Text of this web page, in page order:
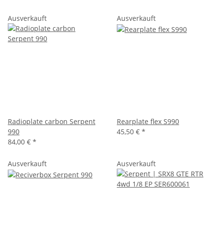
Ausverkauft
Radioplate carbon Serpent
990
84,00 € *
Ausverkauft
Rearplate flex S990
45,50 € *
Ausverkauft Ausverkauft